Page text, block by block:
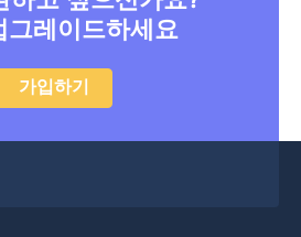
그레이드하세요
가입하기